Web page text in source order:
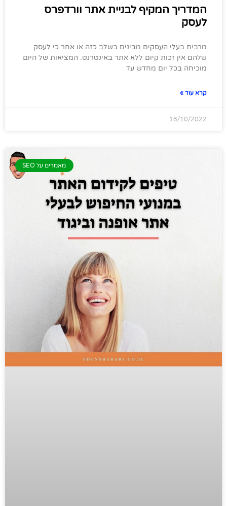
המדריך המקיף לבניית אתר וורדפרס
לעסק
מרבית בעלי העסקים מבינים בשלב כזה או אחר כי לעסק
שלהם אין זכות קיום ללא אתר באינטרנט. המציאות של היום
מוכיחה בכל יום מחדש עד
קרא עוד »
18/10/2022
מאמרים על SEO